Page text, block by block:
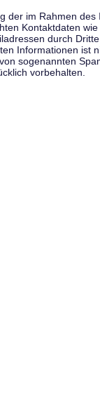
der im Rahmen
Kontaktdaten
durch
Informationen ist
sogenannten
vorbehalten.